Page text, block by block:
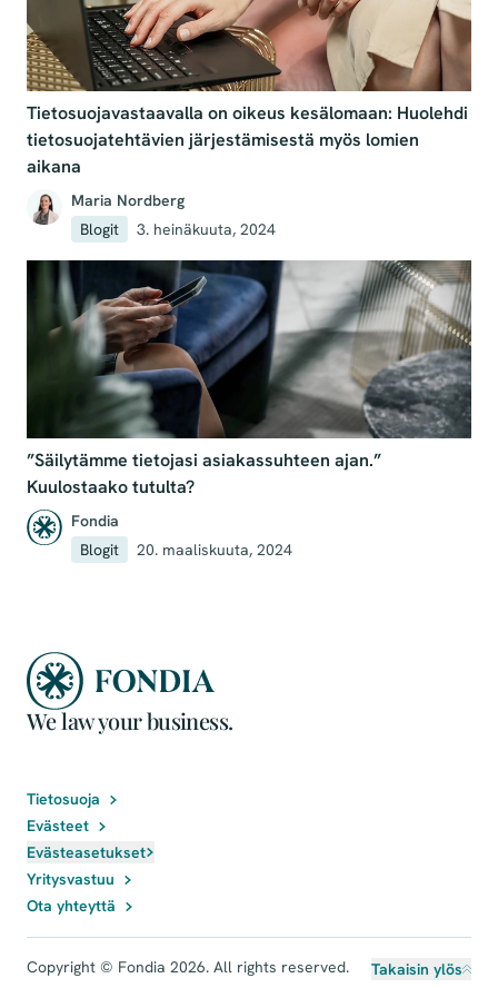
Tietosuojavastaavalla on oikeus kesälomaan: Huolehdi
tietosuojatehtävien järjestämisestä myös lomien
aikana
Maria Nordberg
Blogit
3. heinäkuuta, 2024
”Säilytämme tietojasi asiakassuhteen ajan.”
Kuulostaako tutulta?
Fondia
Blogit
20. maaliskuuta, 2024
We law your business.
Tietosuoja
Evästeet
Evästeasetukset
Yritysvastuu
Ota yhteyttä
Copyright © Fondia 2026. All rights reserved. Takaisin ylös